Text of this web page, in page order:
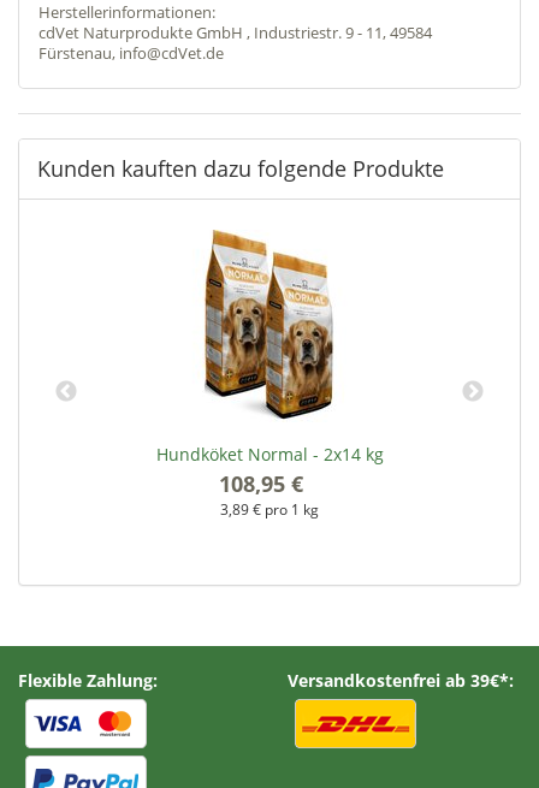
Herstellerinformationen:
cdVet Naturprodukte GmbH , Industriestr. 9 - 11, 49584
Fürstenau, info@cdVet.de
Kunden kauften dazu folgende Produkte
Hundköket Normal - 2x14 kg
108,95 €
3,89 € pro 1 kg
Flexible Zahlung: Versandkostenfrei ab 39€*: